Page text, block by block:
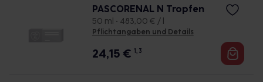
PASCORENAL N Tropfen
50 ml • 483,00 € / l
Pflichtangaben und Details
24,15 € 1, 3